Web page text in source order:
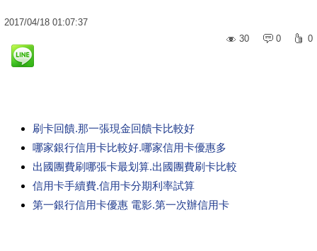
2017/04/18 01:07:37
30
0 0
刷卡回饋.那一張現金回饋卡比較好
哪家銀行信用卡比較好.哪家信用卡優惠多
出國團費刷哪張卡最划算.出國團費刷卡比較
信用卡手續費.信用卡分期利率試算
第一銀行信用卡優惠 電影.第一次辦信用卡